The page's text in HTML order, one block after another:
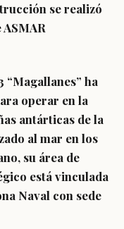
se realizó
ha
operar en la
antárticas de la
al mar en los
su área de
está vinculada
Naval con sede